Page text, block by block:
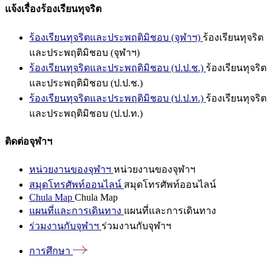
แจ้งเรื่องร้องเรียนทุจริต
ร้องเรียนทุจริตและประพฤติมิชอบ (จุฬาฯ) ร้องเรียนทุจริต
และประพฤติมิชอบ (จุฬาฯ)
ร้องเรียนทุจริตและประพฤติมิชอบ (ป.ป.ช.) ร้องเรียนทุจริต
และประพฤติมิชอบ (ป.ป.ช.)
ร้องเรียนทุจริตและประพฤติมิชอบ (ป.ป.ท.) ร้องเรียนทุจริต
และประพฤติมิชอบ (ป.ป.ท.)
ติดต่อจุฬาฯ
หน่วยงานของจุฬาฯ หน่วยงานของจุฬาฯ
สมุดโทรศัพท์ออนไลน์ สมุดโทรศัพท์ออนไลน์
Chula Map Chula Map
แผนที่และการเดินทาง แผนที่และการเดินทาง
ร่วมงานกับจุฬาฯ ร่วมงานกับจุฬาฯ
การศึกษา